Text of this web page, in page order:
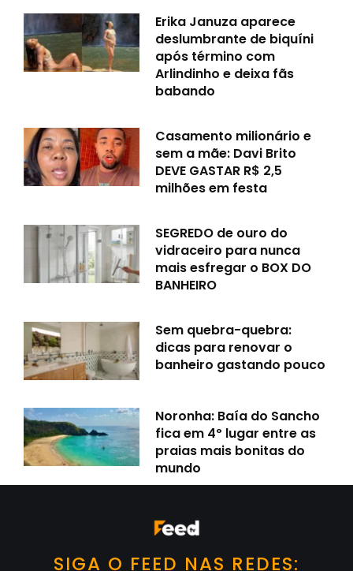
Erika Januza aparece
deslumbrante de biquíni
após término com
Arlindinho e deixa fãs
babando
Casamento milionário e
sem a mãe: Davi Brito
DEVE GASTAR R$ 2,5
milhões em festa
SEGREDO de ouro do
vidraceiro para nunca
mais esfregar o BOX DO
BANHEIRO
Sem quebra-quebra:
dicas para renovar o
banheiro gastando pouco
Noronha: Baía do Sancho
fica em 4º lugar entre as
praias mais bonitas do
mundo
SIGA O FEED NAS REDES: